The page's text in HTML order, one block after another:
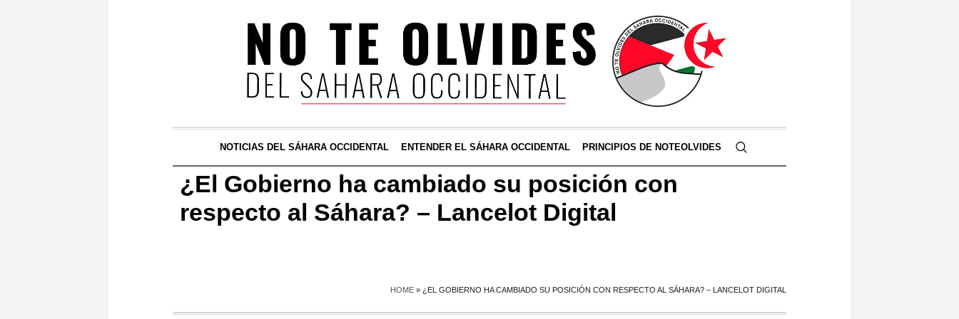
NOTICIAS DEL SÁHARA OCCIDENTAL ENTENDER EL SÁHARA OCCIDENTAL PRINCIPIOS DE NOTEOLVIDES
¿El Gobierno ha cambiado su posición con
respecto al Sáhara? – Lancelot Digital
HOME » ¿EL GOBIERNO HA CAMBIADO SU POSICIÓN CON RESPECTO AL SÁHARA? – LANCELOT DIGITAL